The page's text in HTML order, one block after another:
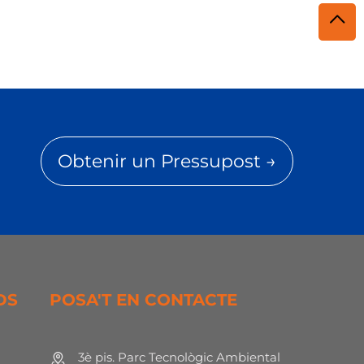
Obtenir un Pressupost →
POSA'T EN CONTACTE
3è pis. Parc Tecnològic Ambiental